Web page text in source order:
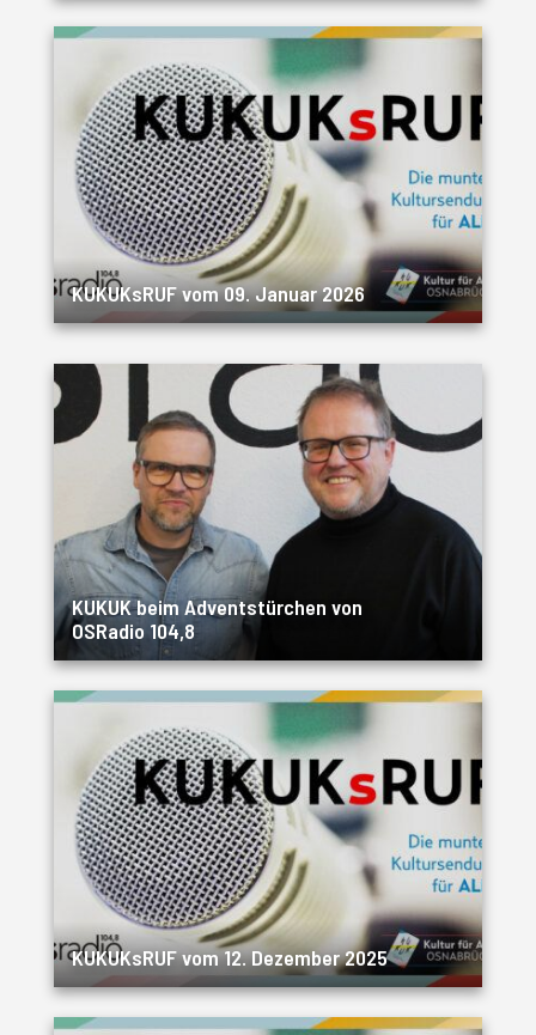
KUKUKsRUF vom 09. Januar 2026
KUKUK beim Adventstürchen von
OSRadio 104,8
KUKUKsRUF vom 12. Dezember 2025